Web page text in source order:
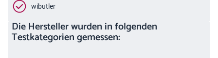
wibutler
Die Hersteller wurden in folgenden
Testkategorien gemessen: